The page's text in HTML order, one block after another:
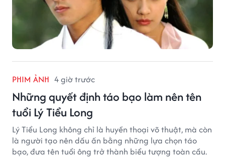
PHIM ẢNH 4 giờ trước
Những quyết định táo bạo làm nên tên
tuổi Lý Tiểu Long
Lý Tiểu Long không chỉ là huyền thoại võ thuật, mà còn
là người tạo nên dấu ấn bằng những lựa chọn táo
bạo, đưa tên tuổi ông trở thành biểu tượng toàn cầu.